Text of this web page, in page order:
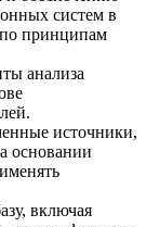
систем в
по принципам
анализа
источники,
основании
включая